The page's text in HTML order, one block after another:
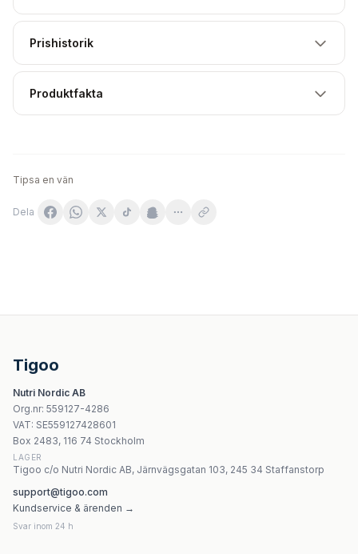
Prishistorik
Produktfakta
Tipsa en vän
Dela
Swanson Ginger & Turmeric 300 mg - 60 kapslar
Garden Of Life Mykind Extra Strength Turmeric - 60
Vitaworld Turmeric + Black Pepper 900 mg - 120
Natural Factors - Searich Omega-3 - 200ml
Tigoo
Nutri Nordic AB
Org.nr: 559127-4286
VAT: SE559127428601
Box 2483, 116 74 Stockholm
LAGER
Tigoo c/o Nutri Nordic AB, Järnvägsgatan 103, 245 34 Staffanstorp
support@tigoo.com
Kundservice & ärenden →
Svar inom 24 h